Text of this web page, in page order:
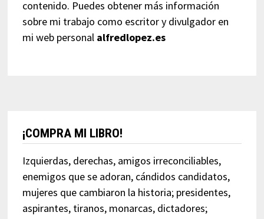
contenido. Puedes obtener más información
sobre mi trabajo como escritor y divulgador en
mi web personal alfredlopez.es
¡COMPRA MI LIBRO!
Izquierdas, derechas, amigos irreconciliables,
enemigos que se adoran, cándidos candidatos,
mujeres que cambiaron la historia; presidentes,
aspirantes, tiranos, monarcas, dictadores;